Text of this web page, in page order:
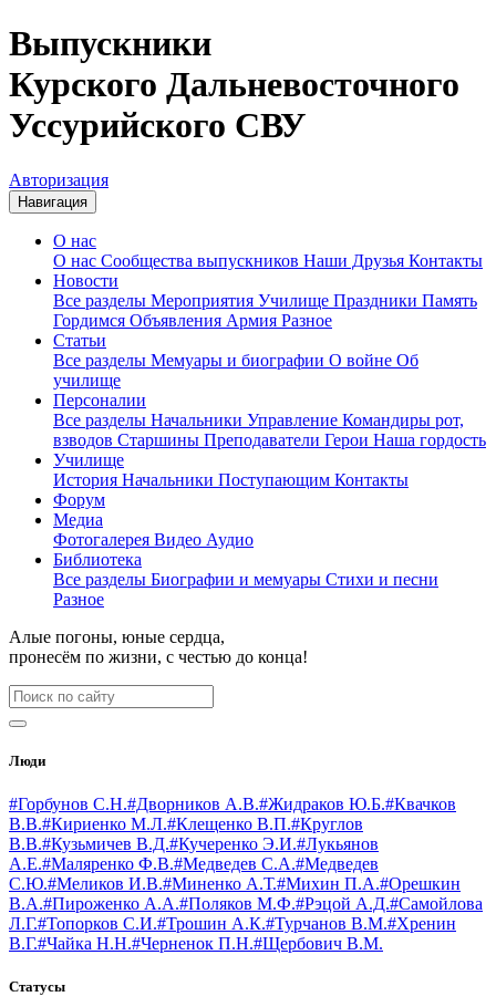
Выпускники
Курского Дальневосточного
Уссурийского СВУ
Авторизация
Навигация
О нас
О нас Сообщества выпускников Наши Друзья Контакты
Новости
Все разделы Мероприятия Училище Праздники Память
Гордимся Объявления Армия Разное
Статьи
Все разделы Мемуары и биографии О войне Об
училище
Персоналии
Все разделы Начальники Управление Командиры рот,
взводов Старшины Преподаватели Герои Наша гордость
Училище
История Начальники Поступающим Контакты
Форум
Медиа
Фотогалерея Видео Аудио
Библиотека
Все разделы Биографии и мемуары Стихи и песни
Разное
Алые погоны, юные сердца,
пронесём по жизни, с честью до конца!
Люди
#Горбунов С.Н.#Дворников А.В.#Жидраков Ю.Б.#Квачков
В.В.#Кириенко М.Л.#Клещенко В.П.#Круглов
В.В.#Кузьмичев В.Д.#Кучеренко Э.И.#Лукьянов
А.Е.#Маляренко Ф.В.#Медведев С.А.#Медведев
С.Ю.#Меликов И.В.#Миненко А.Т.#Михин П.А.#Орешкин
В.А.#Пироженко А.А.#Поляков М.Ф.#Рэцой А.Д.#Самойлова
Л.Г.#Топорков С.И.#Трошин А.К.#Турчанов В.М.#Хренин
В.Г.#Чайка Н.Н.#Черненок П.Н.#Щербович В.М.
Статусы